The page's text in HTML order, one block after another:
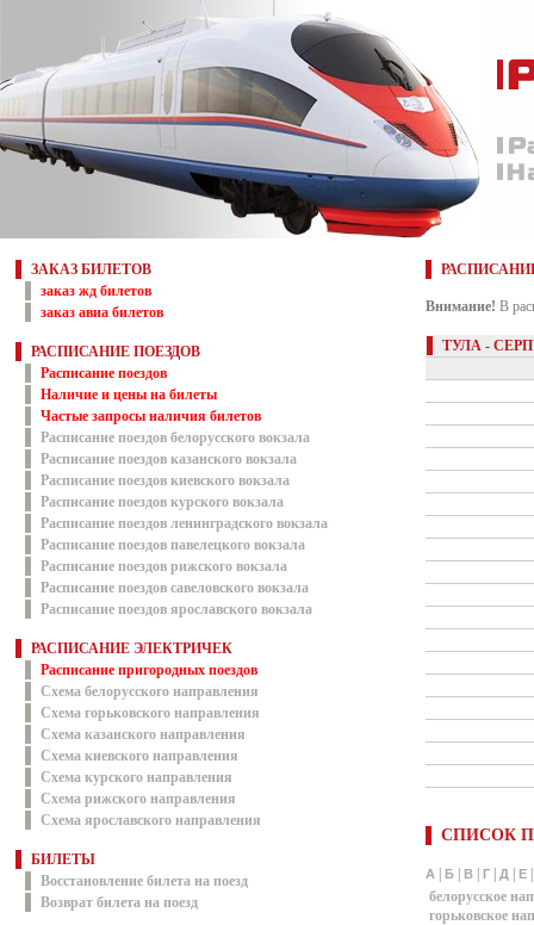
ЗАКАЗ БИЛЕТОВ
заказ жд билетов
заказ авиа билетов
РАСПИСАНИЕ ПОЕЗДОВ
Расписание поездов
Наличие и цены на билеты
Частые запросы наличия билетов
Расписание поездов белорусского вокзала
Расписание поездов казанского вокзала
Расписание поездов киевского вокзала
Расписание поездов курского вокзала
Расписание поездов ленинградского вокзала
Расписание поездов павелецкого вокзала
Расписание поездов рижского вокзала
Расписание поездов савеловского вокзала
Расписание поездов ярославского вокзала
РАСПИСАНИЕ ЭЛЕКТРИЧЕК
Расписание пригородных поездов
Схема белорусского направления
Схема горьковского направления
Схема казанского направления
Схема киевского направления
Схема курского направления
Схема рижского направления
Схема ярославского направления
БИЛЕТЫ
Восстановление билета на поезд
Возврат билета на поезд
Внимание! В
ТУЛА -
СПИСОК
А Б В Г Д Е
белорусское
горьковское